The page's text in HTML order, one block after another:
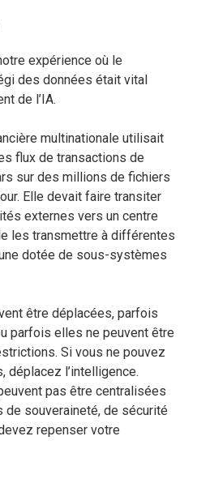
expérience où le
des données était vital
de l’IA.
multinationale utilisait
flux de transactions de
sur des millions de fichiers
Elle devait faire transiter
externes vers un centre
les transmettre à différentes
dotée de sous-systèmes
être déplacées, parfois
parfois elles ne peuvent être
Si vous ne pouvez
déplacez l’intelligence.
pas être centralisées
de souveraineté, de sécurité
repenser votre